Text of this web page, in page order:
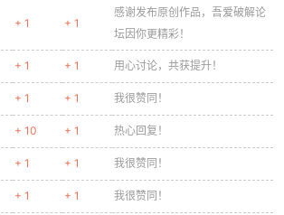
+ 1 + 1
感谢发布原创作品，吾爱破解论
坛因你更精彩！
+ 1 + 1 用心讨论，共获提升！
+ 1 + 1 我很赞同！
+ 10 + 1 热心回复！
+ 1 + 1 我很赞同！
+ 1 + 1 我很赞同！